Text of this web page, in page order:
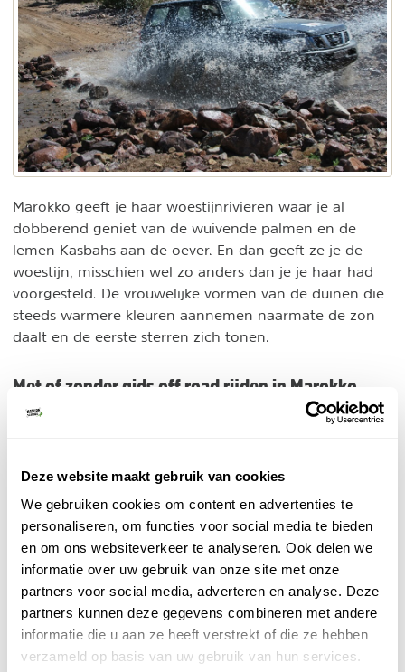
Deze website maakt gebruik van cookies
We gebruiken cookies om content en advertenties te
personaliseren, om functies voor social media te bieden
en om ons websiteverkeer te analyseren. Ook delen we
informatie over uw gebruik van onze site met onze
partners voor social media, adverteren en analyse. Deze
partners kunnen deze gegevens combineren met andere
informatie die u aan ze heeft verstrekt of die ze hebben
verzameld op basis van uw gebruik van hun services.
Marokko geeft je haar woestijnrivieren waar je al
dobberend geniet van de wuivende palmen en de
lemen Kasbahs aan de oever. En dan geeft ze je de
woestijn, misschien wel zo anders dan je je haar had
voorgesteld. De vrouwelijke vormen van de duinen die
steeds warmere kleuren aannemen naarmate de zon
daalt en de eerste sterren zich tonen.
Met of zonder gids off road rijden in Marokko
Okay, wanneer ga jij? Wil je met Marco, Europeaan met
Of wil jij juist zonder gids zelf van prachtig Marokko
genieten? Wat je ook wil. Met of zonder gids. Marco
maaktmaatwerk voor jou. Dat begint in Nederland
met de voorbereiding en dat gaat door tijdens de reis.
Elke dag weer flexibel maatwerk. Het wordt jouw trip.
Marokko Maatwerk Reizen is klein, uniek en letterlijk
van de gebaande paden weg. Door de bergen, de
vlaktes, en de zandduinen.